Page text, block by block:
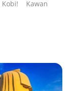
Kobi! Kawan